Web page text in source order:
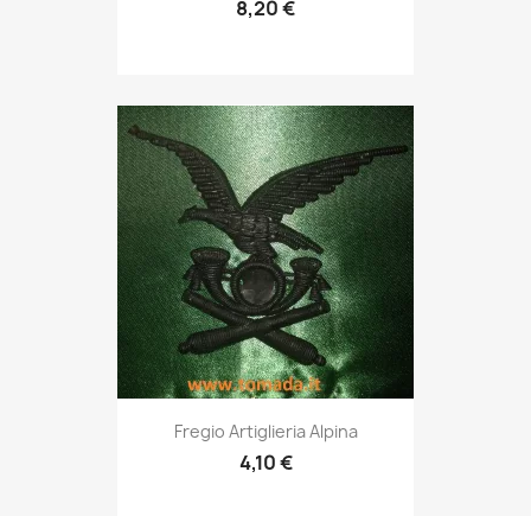
8,20 €
 Anteprima
Fregio Artiglieria Alpina
4,10 €